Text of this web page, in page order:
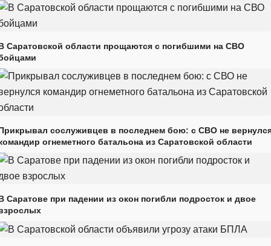
Саратовской области прощаются с погибшими на СВО
сослуживцев в последнем бою: с СВО не
огнеметного батальона из Саратовской области
Саратове при падении из окон погибли подросток и двое